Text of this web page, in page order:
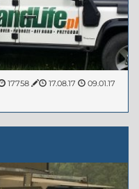
09.01.17
17.08.17
17758